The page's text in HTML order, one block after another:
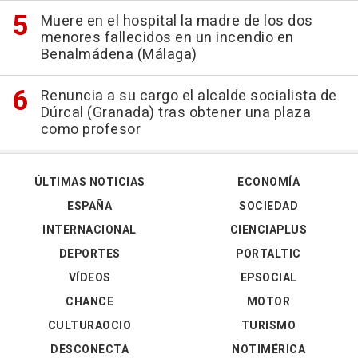
Muere en el hospital la madre de los dos
menores fallecidos en un incendio en
Benalmádena (Málaga)
Renuncia a su cargo el alcalde socialista de
Dúrcal (Granada) tras obtener una plaza
como profesor
ÚLTIMAS NOTICIAS
ESPAÑA
INTERNACIONAL
DEPORTES
VÍDEOS
ECONOMÍA
SOCIEDAD
CIENCIAPLUS
PORTALTIC
EPSOCIAL
CHANCE
CULTURAOCIO
DESCONECTA
MOTOR
TURISMO
NOTIMÉRICA